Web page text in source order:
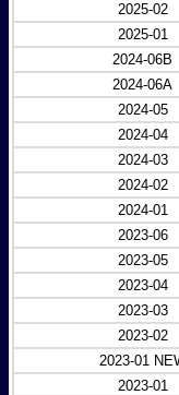
2025-02
2025-01
2024-06B
2024-06A
2024-05
2024-04
2024-03
2024-02
2024-01
2023-06
2023-05
2023-04
2023-03
2023-02
2023-01
2023-01